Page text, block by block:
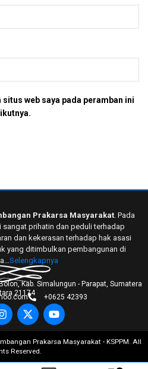
web saya pada peramban ini
Prakarsa Masyarakat . Pada
sangat prihatin dan peduli terhadap
dan kekerasan terhadap hak asasi
yang ditimbulkan pembangunan di
Selengkapnya
Kab. Simalungun - Parapat, Sumatera
21174
+0625 42393
Prakarsa Masyarakat - KSPPM. All
Reserved.